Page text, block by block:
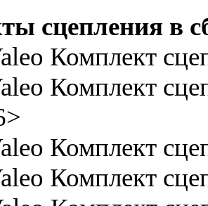
сцепления в
Комплект
Комплект
Комплект
Комплект